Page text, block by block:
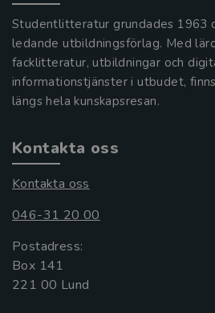
Studentlitteratur grundades 1963
ledande utbildningsförlag. Med
facklitteratur, utbildningar och
informationstjänster i utbudet,
längs hela kunskapsresan.
Kontakta oss
Kontakta oss
046-31 20 00
Postadress:
Box 141
221 00 Lund